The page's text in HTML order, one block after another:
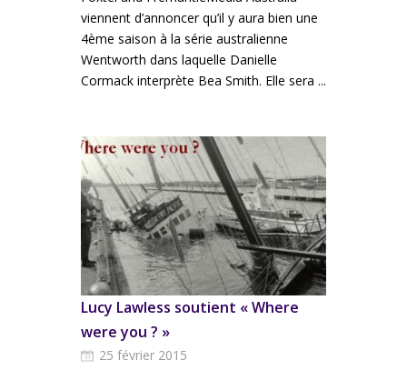
viennent d’annoncer qu’il y aura bien une
4ème saison à la série australienne
Wentworth dans laquelle Danielle
Cormack interprète Bea Smith. Elle sera ...
Lucy Lawless soutient « Where
were you ? »
25 février 2015